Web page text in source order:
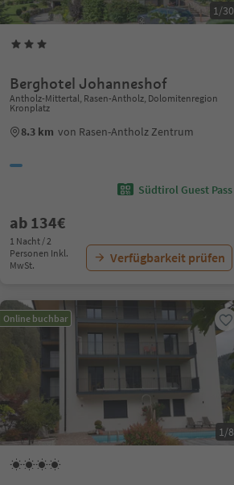
1/30
Berghotel Johanneshof
Antholz-Mittertal, Rasen-Antholz, Dolomitenregion
Kronplatz
8.3 km von Rasen-Antholz Zentrum
Südtirol Guest Pass
ab 134€
1 Nacht / 2
Personen Inkl.
MwSt.
Verfügbarkeit prüfen
Online buchbar
1/8